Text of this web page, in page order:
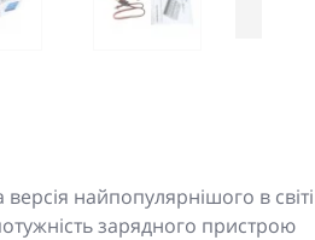
найпопулярнішого в світі
зарядного пристрою